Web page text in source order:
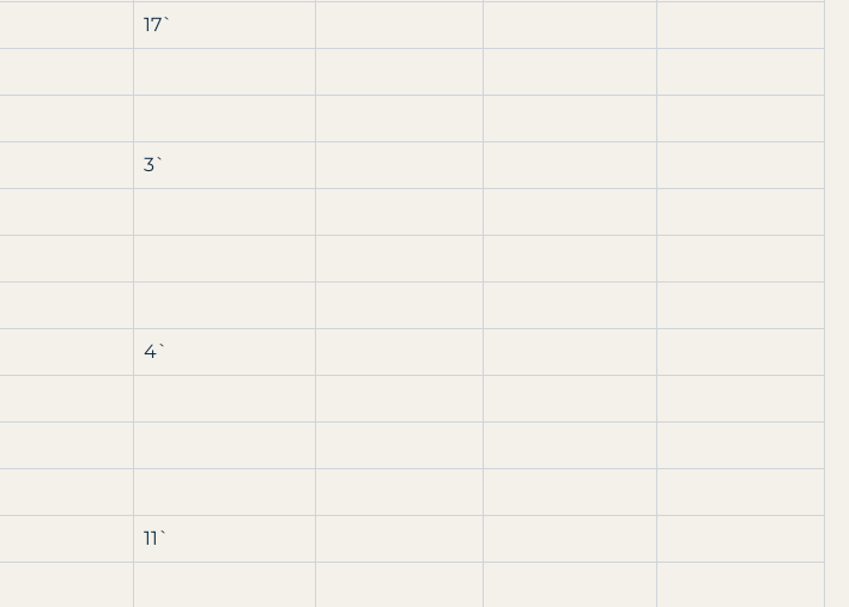
17`
3`
4`
11`